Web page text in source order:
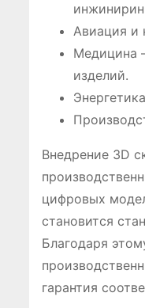
Авиация и
Медицина
изделий.
Внедрение 3D
цифровых
становится
Благодаря
гарантия